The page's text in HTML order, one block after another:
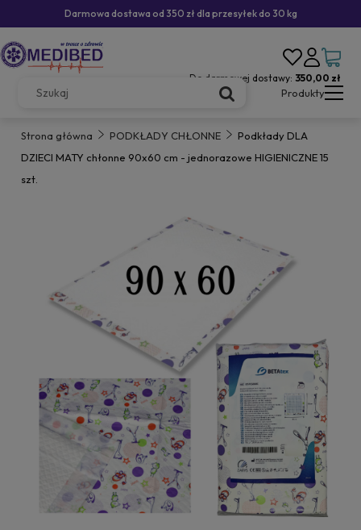
Darmowa dostawa od 350 zł dla przesyłek do 30 kg
Do darmowej dostawy: 350,00 zł
Produkty
Strona główna PODKŁADY CHŁONNE
Podkłady DLA
DZIECI MATY chłonne 90x60 cm - jednorazowe HIGIENICZNE 15
szt.